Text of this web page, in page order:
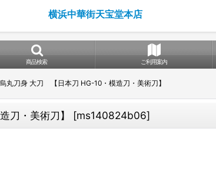
横浜中華街天宝堂本店
商品検索 ご利用案内
丸刀身 大刀 【日本刀 HG-10・模造刀・美術刀】
・美術刀】 [ms140824b06]